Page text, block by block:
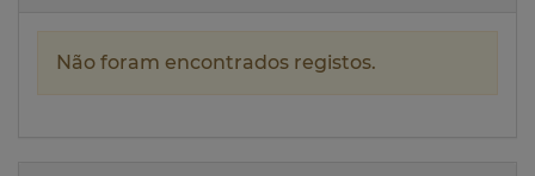
Não foram encontrados registos.